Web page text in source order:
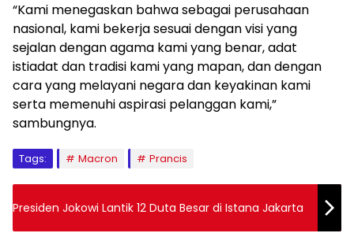
“Kami menegaskan bahwa sebagai perusahaan
nasional, kami bekerja sesuai dengan visi yang
sejalan dengan agama kami yang benar, adat
istiadat dan tradisi kami yang mapan, dan dengan
cara yang melayani negara dan keyakinan kami
serta memenuhi aspirasi pelanggan kami,”
sambungnya.
Tags: Macron Prancis
Presiden Jokowi Lantik 12 Duta Besar di Istana Jakarta